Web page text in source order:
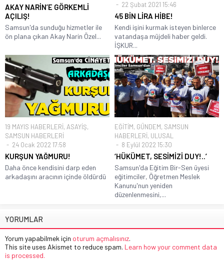
AKAY NARİN’E GÖRKEMLİ
AÇILIŞ!
Samsun'da sunduğu hizmetler ile
ön plana çıkan Akay Narin Özel...
22 Şubat 2021 15:46
45 BİN LİRA HİBE!
Kendi işini kurmak isteyen binlerce
vatandaşa müjdeli haber geldi.
İŞKUR...
19 MAYIS HABERLERİ, ASAYİŞ,
SAMSUN HABERLERİ
24 Ocak 2022 17:58
KURŞUN YAĞMURU!
Daha önce kendisini darp eden
arkadaşını aracının içinde öldürdü
EĞİTİM, GÜNDEM, SAMSUN
HABERLERİ, ULUSAL
8 Eylül 2022 15:30
‘HÜKÜMET, SESİMİZİ DUY!..’
Samsun'da Eğitim Bir-Sen üyesi
eğitimciler, Öğretmen Meslek
Kanunu'nun yeniden
düzenlenmesini,...
YORUMLAR
Yorum yapabilmek için oturum açmalısınız.
This site uses Akismet to reduce spam. Learn how your comment data
is processed.